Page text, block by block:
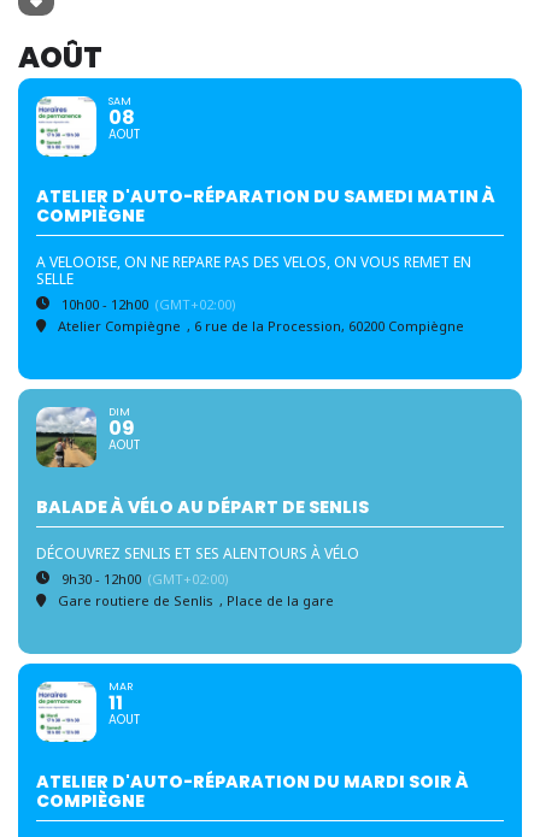
AOÛT
SAM
08
AOUT
ATELIER D'AUTO-RÉPARATION DU SAMEDI MATIN À
COMPIÈGNE
A VELOOISE, ON NE REPARE PAS DES VELOS, ON VOUS REMET EN
SELLE
10h00 - 12h00 (GMT+02:00)
Atelier Compiègne , 6 rue de la Procession, 60200 Compiègne
DIM
09
AOUT
BALADE À VÉLO AU DÉPART DE SENLIS
DÉCOUVREZ SENLIS ET SES ALENTOURS À VÉLO
9h30 - 12h00 (GMT+02:00)
Gare routiere de Senlis , Place de la gare
MAR
11
AOUT
ATELIER D'AUTO-RÉPARATION DU MARDI SOIR À
COMPIÈGNE